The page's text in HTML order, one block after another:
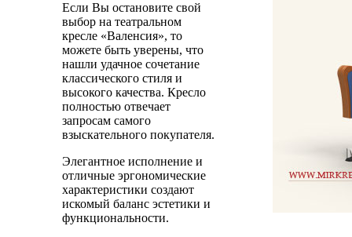
Если Вы остановите свой
выбор на театральном
кресле «Валенсия», то
можете быть уверены, что
нашли удачное сочетание
классического стиля и
высокого качества. Кресло
полностью отвечает
запросам самого
взыскательного покупателя.
Элегантное исполнение и
отличные эргономические
характеристики создают
искомый баланс эстетики и
функциональности.